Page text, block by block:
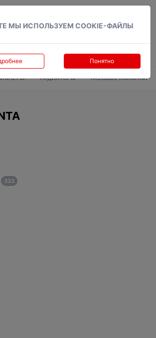
МЫ ИСПОЛЬЗУЕМ COOKIE-ФАЙЛЫ
Понятно
РАДИАТОРЫ ГАЗОВЫЕ КОЛОНКИ
333